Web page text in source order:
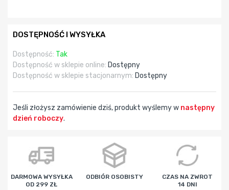
DOSTĘPNOŚĆ I WYSYŁKA
Dostępność: Tak
Dostępność w sklepie online: Dostępny
Dostępność w sklepie stacjonarnym: Dostępny
Jeśli złożysz zamówienie dziś, produkt wyślemy w następny
dzień roboczy.
godz min
DARMOWA WYSYŁKA
OD 299 ZŁ
ODBIÓR OSOBISTY
CZAS NA ZWROT
14 DNI